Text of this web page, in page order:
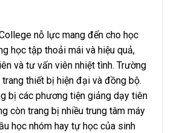
nỗ lực mang đến cho học
học tập thoải mái và hiệu quả,
và tư vấn viên nhiệt tình. Trường
thiết bị hiện đại và đồng bộ.
bị các phương tiện giảng dạy tiên
còn trang bị nhiều trung tâm máy
học nhóm hay tự học của sinh